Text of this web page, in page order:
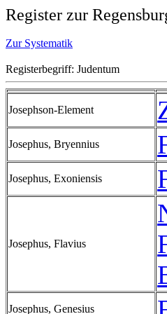
Register zur
Zur Systematik
Registerbegriff: Judentum
Josephson-Element
Josephus, Bryennius
Josephus, Exoniensis
Josephus, Flavius
Josephus, Genesius